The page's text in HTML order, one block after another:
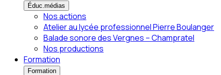
Éduc.médias
Nos actions
Atelier au lycée professionnel Pierre Boulanger
Balade sonore des Vergnes – Champratel
Nos productions
Formation
Formation